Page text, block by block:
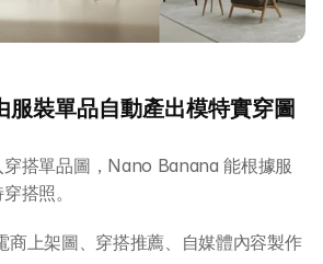
服裝單品自動產出模特實穿圖
穿搭單品圖，Nano Banana 能根據服
搭照。
商上架圖、穿搭推薦、自媒體內容製作